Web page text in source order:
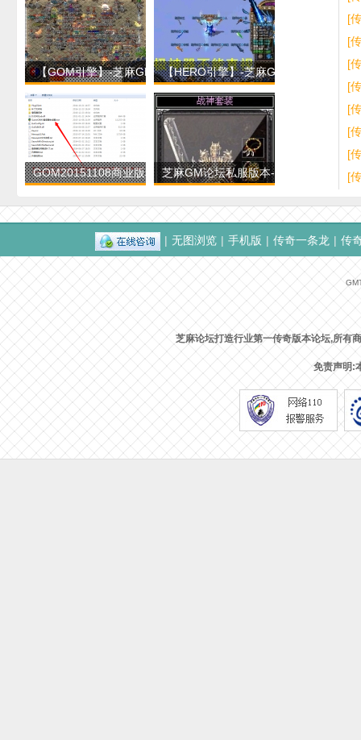
传
版
【GOM引擎】-芝麻GM论
坛-战神录轻变版本-穿
【HERO引擎】-芝麻GM论
坛-仙剑沉默第十季-
GOM20151108商业版程序芝麻GM论坛私服版本-开了
GO
[
擎[
版[
[
[
[
[
[
| 无图浏览 | 手机版 | 传奇一条龙 | 传
芝麻论坛打造行业第一传奇版本论坛,所有
免责声明: